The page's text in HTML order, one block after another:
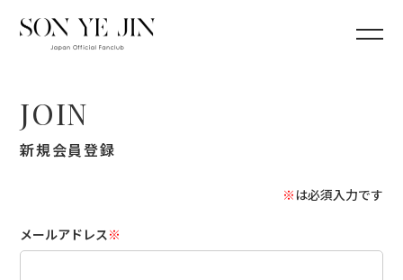
JOIN
新規会員登録
※は必須入力です
メールアドレス※